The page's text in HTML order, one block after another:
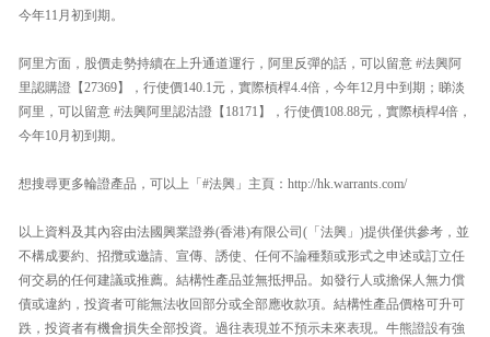
今年11月初到期。
阿里方面，股價走勢持續在上升通道運行，阿里反彈的話，可以留意 #法興阿
里認購證【27369】，行使價140.1元，實際槓桿4.4倍，今年12月中到期；睇淡
阿里，可以留意 #法興阿里認沽證【18171】，行使價108.88元，實際槓桿4倍，
今年10月初到期。
想搜尋更多輪證產品，可以上「#法興」主頁：http://hk.warrants.com/
以上資料及其內容由法國興業證券(香港)有限公司(「法興」)提供僅供參考，並
不構成要約、招攬或邀請、宣傳、誘使、任何不論種類或形式之申述或訂立任
何交易的任何建議或推薦。結構性產品並無抵押品。如發行人或擔保人無力償
債或違約，投資者可能無法收回部分或全部應收款項。結構性產品價格可升可
跌，投資者有機會損失全部投資。過往表現並不預示未來表現。牛熊證設有強